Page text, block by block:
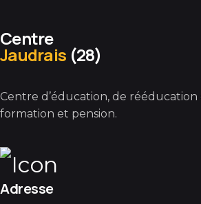
Centre
Jaudrais (28)
Centre d’éducation, de
formation et pension.
Adresse